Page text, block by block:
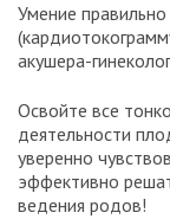
Умение
акушера-
Освойте все
деятельности
уверенно
эффективно
ведения родов!